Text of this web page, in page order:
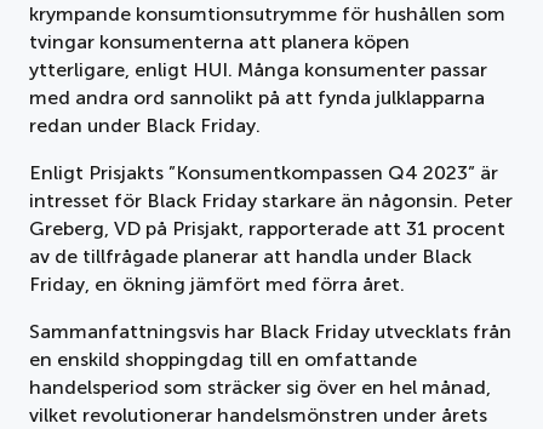
krympande konsumtionsutrymme för hushållen som
tvingar konsumenterna att planera köpen
ytterligare, enligt HUI. Många konsumenter passar
med andra ord sannolikt på att fynda julklapparna
redan under Black Friday.
Enligt Prisjakts ”Konsumentkompassen Q4 2023” är
intresset för Black Friday starkare än någonsin. Peter
Greberg, VD på Prisjakt, rapporterade att 31 procent
av de tillfrågade planerar att handla under Black
Friday, en ökning jämfört med förra året.
Sammanfattningsvis har Black Friday utvecklats från
en enskild shoppingdag till en omfattande
handelsperiod som sträcker sig över en hel månad,
vilket revolutionerar handelsmönstren under årets